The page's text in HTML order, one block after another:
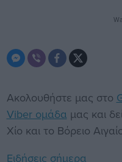
Ακολουθήστε μας στο
Viber ομάδα μας και
Χίο και το Βόρειο
Ειδήσεις σήμερα